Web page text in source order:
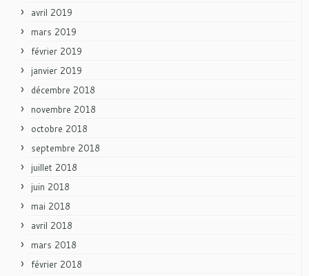
avril 2019
mars 2019
février 2019
janvier 2019
décembre 2018
novembre 2018
octobre 2018
septembre 2018
juillet 2018
juin 2018
mai 2018
avril 2018
mars 2018
février 2018